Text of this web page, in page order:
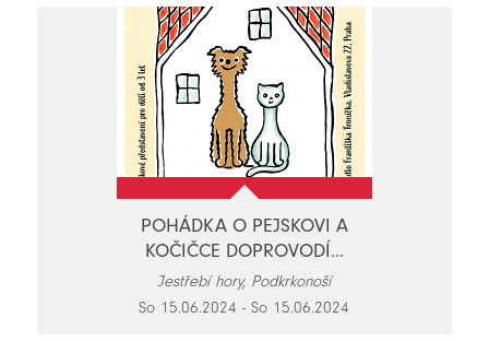
POHÁDKA O PEJSKOVI A
KOČIČCE DOPROVODÍ...
Jestřebí hory, Podkrkonoší
So 15.06.2024 - So 15.06.2024